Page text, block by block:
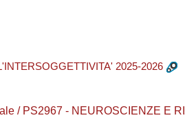
2025-2026
/ PS2967 - NEUROSCIENZE E